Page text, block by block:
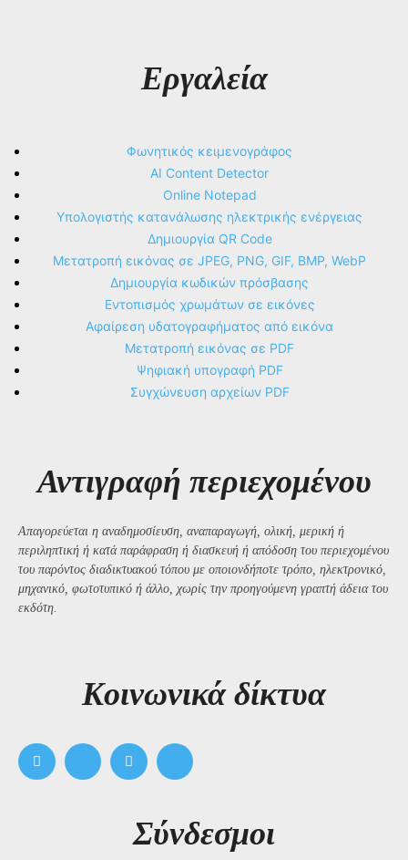
Εργαλεία
Φωνητικός κειμενογράφος
AI Content Detector
Online Notepad
Υπολογιστής κατανάλωσης ηλεκτρικής ενέργειας
Δημιουργία QR Code
Μετατροπή εικόνας σε JPEG, PNG, GIF, BMP, WebP
Δημιουργία κωδικών πρόσβασης
Εντοπισμός χρωμάτων σε εικόνες
Αφαίρεση υδατογραφήματος από εικόνα
Μετατροπή εικόνας σε PDF
Ψηφιακή υπογραφή PDF
Συγχώνευση αρχείων PDF
Αντιγραφή περιεχομένου
Απαγορεύεται η αναδημοσίευση, αναπαραγωγή, ολική, μερική ή
περιληπτική ή κατά παράφραση ή διασκευή ή απόδοση του περιεχομένου
του παρόντος διαδικτυακού τόπου με οποιονδήποτε τρόπο, ηλεκτρονικό,
μηχανικό, φωτοτυπικό ή άλλο, χωρίς την προηγούμενη γραπτή άδεια του
εκδότη.
Kοινωνικά δίκτυα
Σύνδεσμοι